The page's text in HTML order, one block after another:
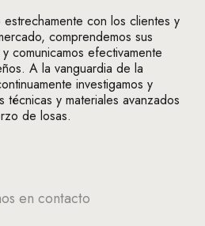
con los clientes y
comprendemos sus
comunicamos efectivamente
A la vanguardia de la
investigamos y
técnicas y materiales avanzados
de losas.
en contacto